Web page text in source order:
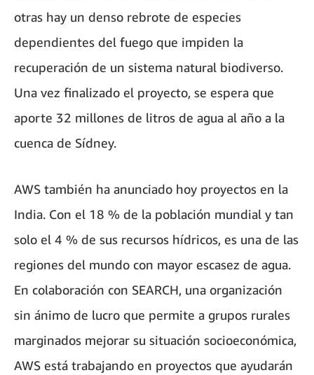
otras hay un denso rebrote de especies
dependientes del fuego que impiden la
recuperación de un sistema natural biodiverso.
Una vez finalizado el proyecto, se espera que
aporte 32 millones de litros de agua al año a la
cuenca de Sídney.
AWS también ha anunciado hoy proyectos en la
India. Con el 18 % de la población mundial y tan
solo el 4 % de sus recursos hídricos, es una de las
regiones del mundo con mayor escasez de agua.
En colaboración con SEARCH, una organización
sin ánimo de lucro que permite a grupos rurales
marginados mejorar su situación socioeconómica,
AWS está trabajando en proyectos que ayudarán